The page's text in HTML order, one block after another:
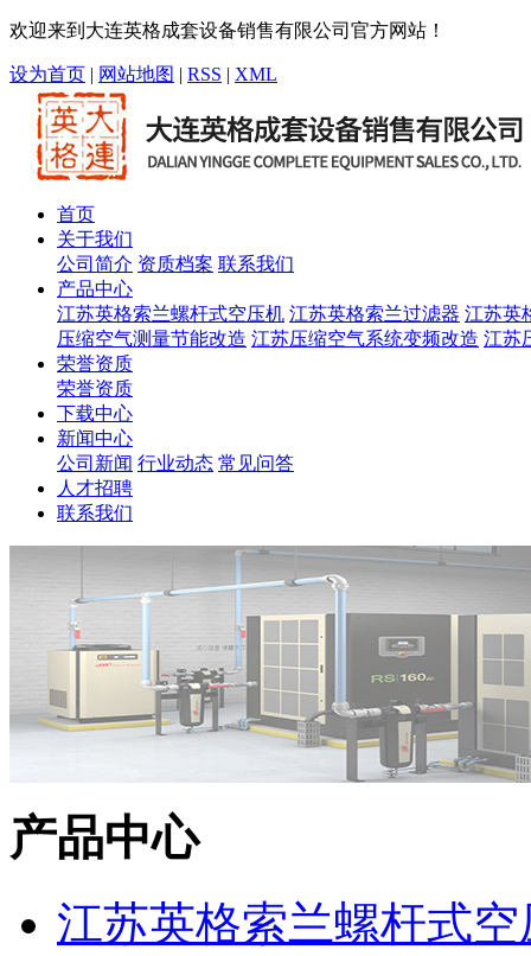
欢迎来到大连英格成套设备销售有限公司官方网站！
设为首页 | 网站地图 | RSS | XML
首页
关于我们
公司简介 资质档案 联系我们
产品中心
江苏英格索兰螺杆式空压机 江苏英格索兰过滤器 江苏英
压缩空气测量节能改造 江苏压缩空气系统变频改造 江苏
荣誉资质
荣誉资质
下载中心
新闻中心
公司新闻 行业动态 常见问答
人才招聘
联系我们
产品中心
江苏英格索兰螺杆式空